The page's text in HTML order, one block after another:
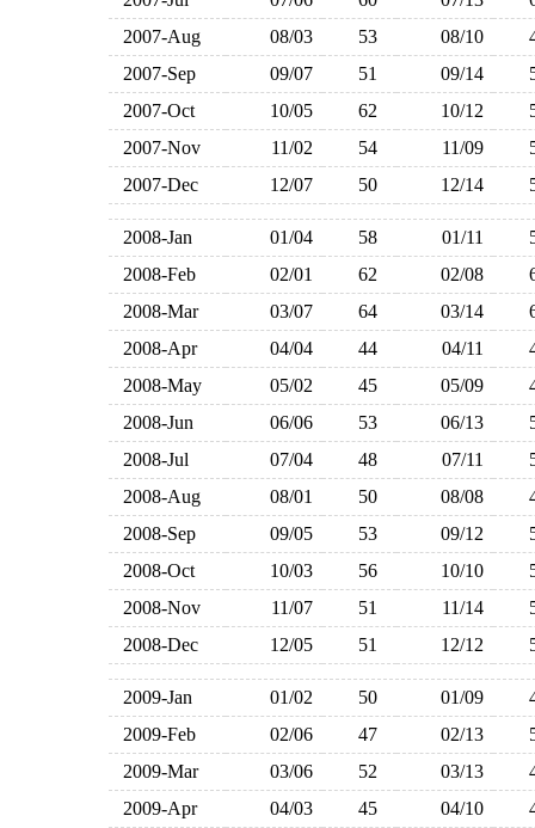
2007-Aug
08/03 53 08/10
2007-Sep
09/07 51 09/14
2007-Oct
10/05 62 10/12
2007-Nov
11/02 54 11/09
2007-Dec
12/07 50 12/14
2008-Jan 01/04 58 01/11
2008-Feb
02/01 62 02/08
2008-Mar
03/07 64 03/14
2008-Apr
04/04 44 04/11
2008-May
05/02 45 05/09
2008-Jun
06/06 53 06/13
2008-Jul
07/04 48 07/11
2008-Aug
08/01 50 08/08
2008-Sep
09/05 53 09/12
2008-Oct
10/03 56 10/10
2008-Nov
11/07 51 11/14
2008-Dec
12/05 51 12/12
2009-Jan 01/02 50 01/09
2009-Feb
02/06 47 02/13
2009-Mar
03/06 52 03/13
2009-Apr
04/03 45 04/10